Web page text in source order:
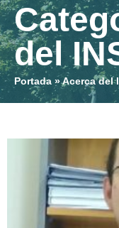
del
Portada »Acerca del